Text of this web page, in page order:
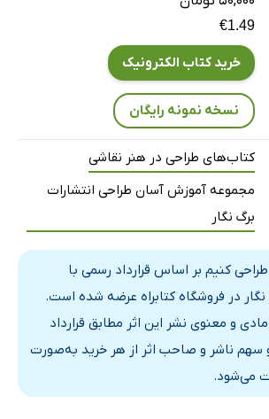
€1.49
خرید کتاب الکترونیک
نسخه نمونه رایگان
کتاب‌های طراحی در هنر نقاشی
مجموعه آموزش آسان طراحی انتشارات
برگ نگار
کنیم بر اساس قرارداد رسمی با
نگار در فروشگاه کتابراه عرضه شده است.
و معنوی نشر این اثر مطابق قرارداد
سهم ناشر و صاحب اثر از هر خرید به‌صورت
می‌شود.